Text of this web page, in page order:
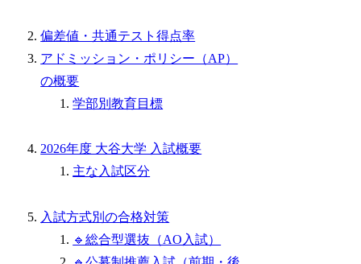
偏差値・共通テスト得点率
アドミッション・ポリシー（AP）
の概要
学部別教育目標
2026年度 大谷大学 入試概要
主な入試区分
入試方式別の合格対策
🔹総合型選抜（AO入試）